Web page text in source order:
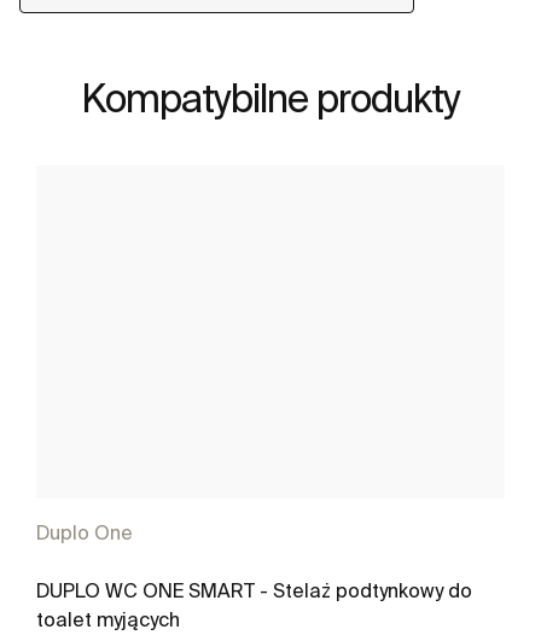
Kompatybilne produkty
Duplo One
DUPLO WC ONE SMART - Stelaż podtynkowy do
toalet myjących